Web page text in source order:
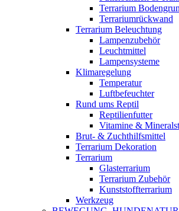
Terrarium
Terrariumrückwand
Terrarium Beleuchtung
Lampenzubehör
Leuchtmittel
Lampensysteme
Klimaregelung
Temperatur
Luftbefeuchter
Rund ums Reptil
Reptilienfutter
Vitamine &
Brut- & Zuchthilfsmittel
Terrarium Dekoration
Terrarium
Glasterrarium
Terrarium Zubehör
Kunststoffterrarium
Werkzeug